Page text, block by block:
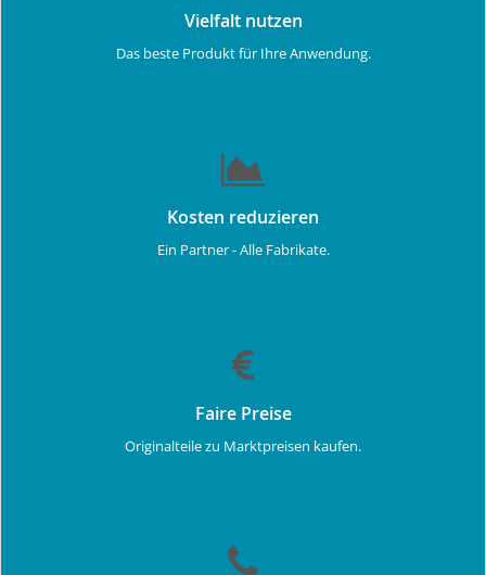
Vielfalt nutzen
Das beste Produkt für Ihre Anwendung.
Kosten reduzieren
Ein Partner - Alle Fabrikate.
Faire Preise
Originalteile zu Marktpreisen kaufen.